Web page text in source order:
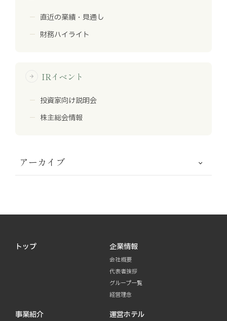
直近の業績・見通し
財務ハイライト
arrow_forward IRイベント
投資家向け説明会
株主総会情報
アーカイブ
トップ 企業情報
会社概要
代表者挨拶
グループ一覧
経営理念
事業紹介 運営ホテル